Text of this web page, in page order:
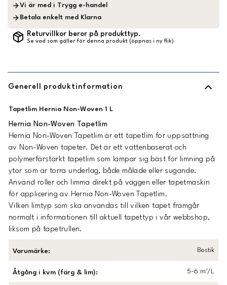
Vi är med i Trygg e-handel
Betala enkelt med Klarna
Returvillkor beror på produkttyp.
Se vad som gäller för denna produkt (öppnas i ny flik)
Generell produktinformation
Tapetlim Hernia Non-Woven 1 L
Hernia Non-Woven Tapetlim
Hernia Non-Woven Tapetlim är ett tapetlim för uppsättning
av Non-Woven tapeter. Det är ett vattenbaserat och
polymerfärstärkt tapetlim som lämpar sig bäst för limning på
ytor som är torra underlag, både målade eller sugande.
Använd roller och limma direkt på väggen eller tapetmaskin
för applicering av Hernia Non-Woven Tapetlim.
Vilken limtyp som ska användas till vilken tapet framgår
normalt i informationen till aktuell tapettyp i vår webbshop,
liksom på tapetrullen.
Varumärke: Bostik
Åtgång i kvm (färg & lim): 5-6 m²/L